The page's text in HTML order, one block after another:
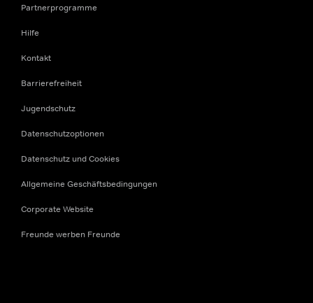
Partnerprogramme
Hilfe
Kontakt
Barrierefreiheit
Jugendschutz
Datenschutzoptionen
Datenschutz und Cookies
Allgemeine Geschäftsbedingungen
Corporate Website
Freunde werben Freunde